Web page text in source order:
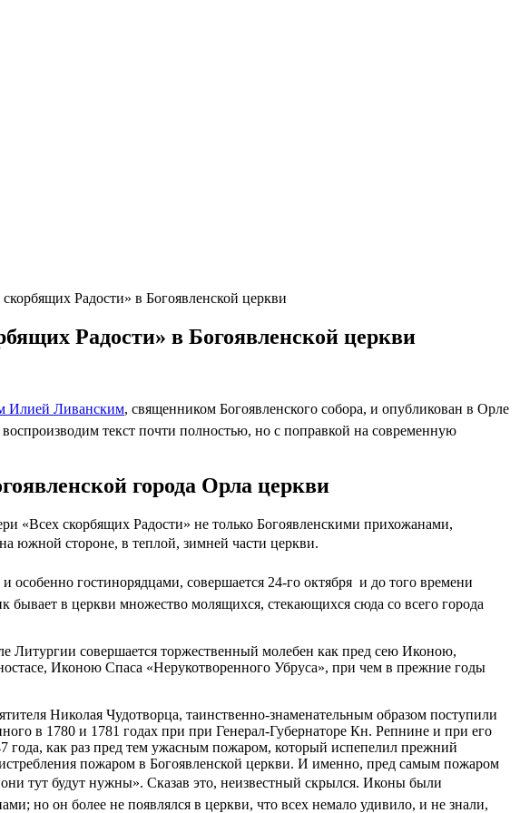
Радости» в Богоявленской церкви
Радости» в Богоявленской церкви
Илией Ливанским, священником Богоявленского собора, и опубликован в Орле
текст почти полностью, но с поправкой на современную
города Орла церкви
«Всех скорбящих Радости» не только Богоявленскими прихожанами,
южной стороне, в теплой, зимней части церкви.
гостинорядцами, совершается 24-го октября  и до того времени
бывает в церкви множество молящихся, стекающихся сюда со всего города
Литургии совершается торжественный молебен как пред сею Иконою,
Иконою Спаса «Нерукотворенного Убруса», при чем в прежние годы
Николая Чудотворца, таинственно-знаменательным образом поступили
в 1780 и 1781 годах при при Генерал-Губернаторе Кн. Репнине и при его
года, как раз пред тем ужасным пожаром, который испепелил прежний
пожаром в Богоявленской церкви. И именно, пред самым пожаром
тут будут нужны». Сказав это, неизвестный скрылся. Иконы были
но он более не появлялся в церкви, что всех немало удивило, и не знали,